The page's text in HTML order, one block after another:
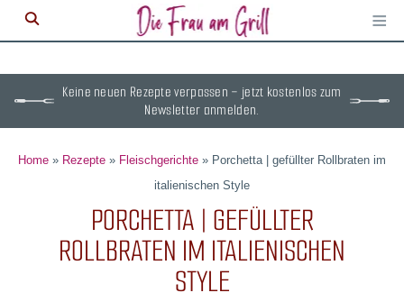
≡
Keine neuen Rezepte verpassen – jetzt kostenlos zum
Newsletter anmelden.
Home » Rezepte » Fleischgerichte » Porchetta | gefüllter Rollbraten im
italienischen Style
PORCHETTA | GEFÜLLTER
ROLLBRATEN IM ITALIENISCHEN
STYLE